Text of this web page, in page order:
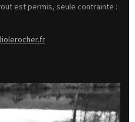
est permis, seule contrainte :